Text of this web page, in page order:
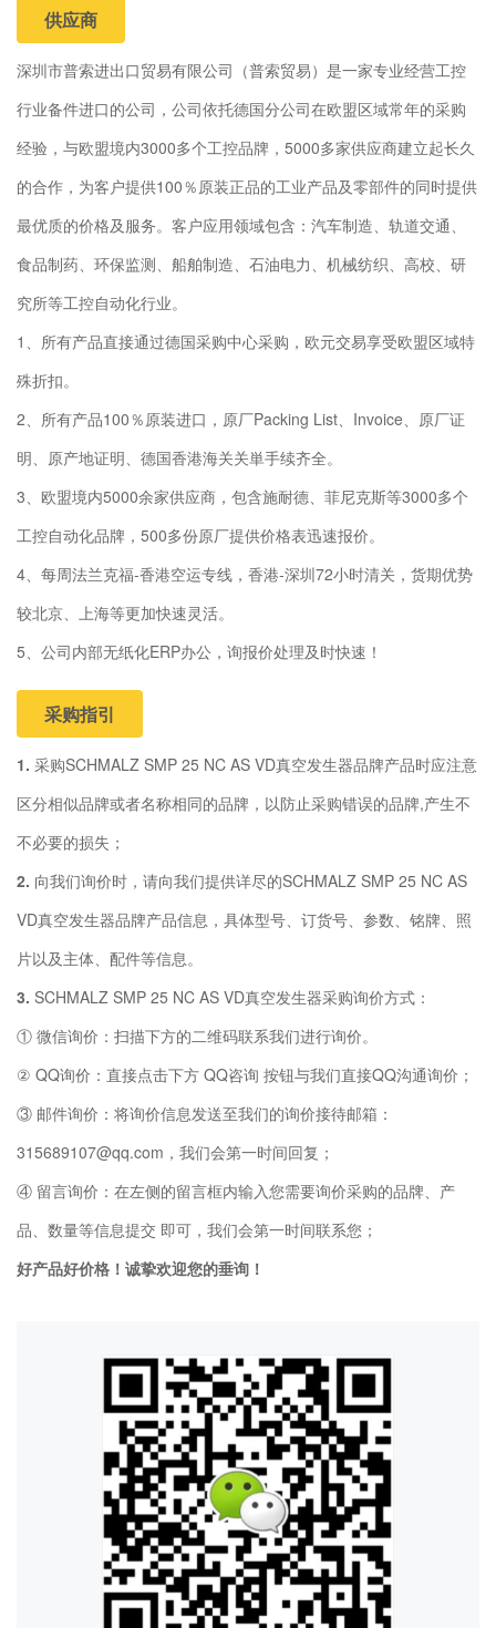
供应商
深圳市普索进出口贸易有限公司（普索贸易）是一家专业经营工控
行业备件进口的公司，公司依托德国分公司在欧盟区域常年的采购
经验，与欧盟境内3000多个工控品牌，5000多家供应商建立起长久
的合作，为客户提供100％原装正品的工业产品及零部件的同时提供
最优质的价格及服务。客户应用领域包含：汽车制造、轨道交通、
食品制药、环保监测、船舶制造、石油电力、机械纺织、高校、研
究所等工控自动化行业。
1、所有产品直接通过德国采购中心采购，欧元交易享受欧盟区域特
殊折扣。
2、所有产品100％原装进口，原厂Packing List、Invoice、原厂证
明、原产地证明、德国香港海关关単手续齐全。
3、欧盟境内5000余家供应商，包含施耐德、菲尼克斯等3000多个
工控自动化品牌，500多份原厂提供价格表迅速报价。
4、每周法兰克福-香港空运专线，香港-深圳72小时清关，货期优势
较北京、上海等更加快速灵活。
5、公司内部无纸化ERP办公，询报价处理及时快速！
采购指引
1. 采购SCHMALZ SMP 25 NC AS VD真空发生器品牌产品时应注意
区分相似品牌或者名称相同的品牌，以防止采购错误的品牌,产生不
不必要的损失；
2. 向我们询价时，请向我们提供详尽的SCHMALZ SMP 25 NC AS
VD真空发生器品牌产品信息，具体型号、订货号、参数、铭牌、照
片以及主体、配件等信息。
3. SCHMALZ SMP 25 NC AS VD真空发生器采购询价方式：
① 微信询价：扫描下方的二维码联系我们进行询价。
② QQ询价：直接点击下方 QQ咨询 按钮与我们直接QQ沟通询价；
③ 邮件询价：将询价信息发送至我们的询价接待邮箱：
315689107@qq.com，我们会第一时间回复；
④ 留言询价：在左侧的留言框内输入您需要询价采购的品牌、产
品、数量等信息提交 即可，我们会第一时间联系您；
好产品好价格！诚挚欢迎您的垂询！